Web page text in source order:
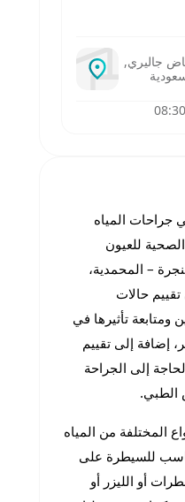
جاليري,
المياه
للعيون
– المحمدية،
حالات
ومتابعة تأثيرها في
إضافة إلى تقييم
إلى الجراحة
الطبي.
المختلفة من المياه
للسيطرة على
أو الليزر أو